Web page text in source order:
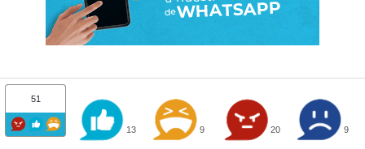
51
13 9 20 9